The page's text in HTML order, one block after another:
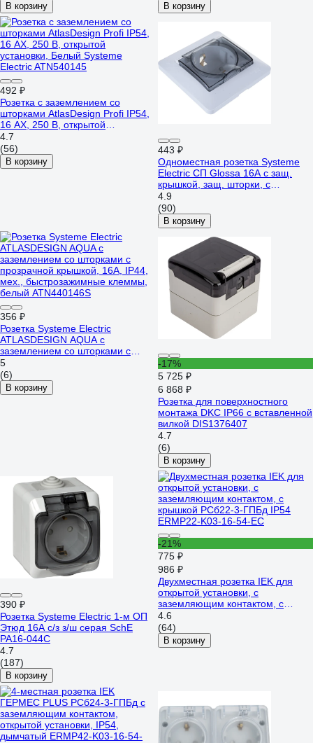
В корзину В корзину
492 ₽
Розетка с заземлением со
шторками AtlasDesign Profi IP54,
16 АХ, 250 В, открытой
установки, Белый Systeme
Electric ATN540145
4.7
(56)
В корзину
443 ₽
Одноместная розетка Systeme
Electric СП Glossa 16А с защ.
крышкой, защ. шторки, с
заземлением IP44 белая
GSL000148
4.9
(90)
В корзину
356 ₽
Розетка Systeme Electric
ATLASDESIGN AQUA с
заземлением со шторками с
прозрачной крышкой, 16А, IP44,
мех., быстрозажимные клеммы,
белый ATN440146S
5
(6)
В корзину
-17%
5 725 ₽
6 868 ₽
Розетка для поверхностного
монтажа DKC IP66 с вставленной
вилкой DIS1376407
4.7
(6)
В корзину
390 ₽
Розетка Systeme Electric 1-м ОП
Этюд 16А c/з з/ш серая SchE
PA16-044C
4.7
(187)
В корзину
-21%
775 ₽
986 ₽
Двухместная розетка IEK для
открытой установки, с
заземляющим контактом, с
крышкой РСб22-3-ГПБд IP54
ERMP22-K03-16-54-EC
4.6
(64)
В корзину